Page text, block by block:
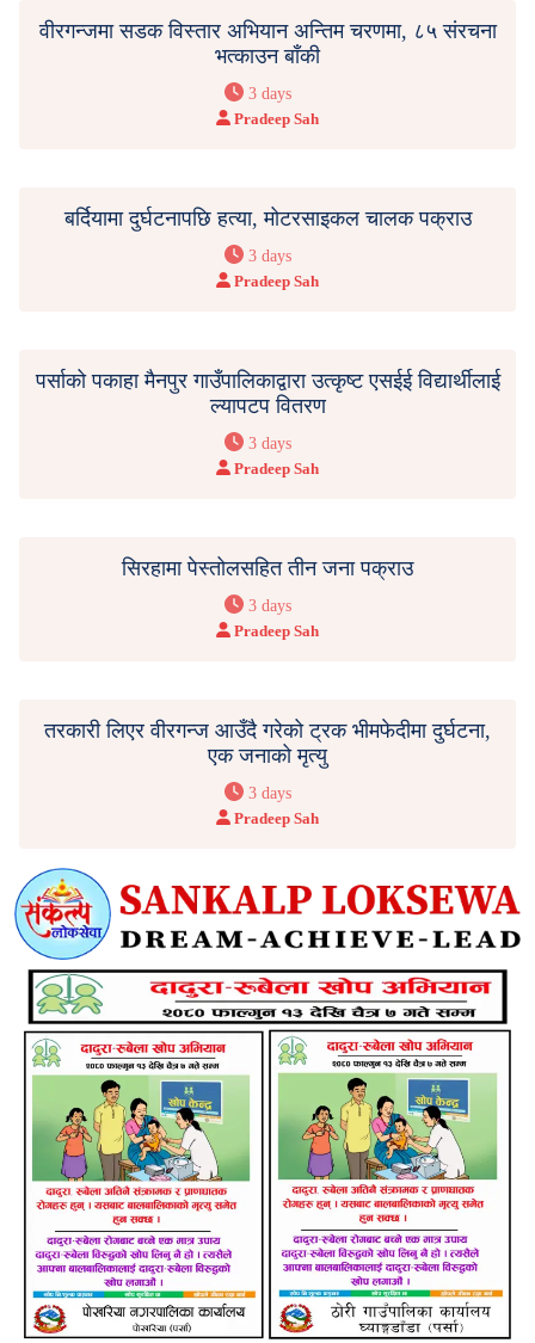
वीरगन्जमा सडक विस्तार अभियान अन्तिम चरणमा, ८५ संरचना
भत्काउन बाँकी
3 days
Pradeep Sah
बर्दियामा दुर्घटनापछि हत्या, मोटरसाइकल चालक पक्राउ
3 days
Pradeep Sah
पर्साको पकाहा मैनपुर गाउँपालिकाद्वारा उत्कृष्ट एसईई विद्यार्थीलाई
ल्यापटप वितरण
3 days
Pradeep Sah
सिरहामा पेस्तोलसहित तीन जना पक्राउ
3 days
Pradeep Sah
तरकारी लिएर वीरगन्ज आउँदै गरेको ट्रक भीमफेदीमा दुर्घटना,
एक जनाको मृत्यु
3 days
Pradeep Sah